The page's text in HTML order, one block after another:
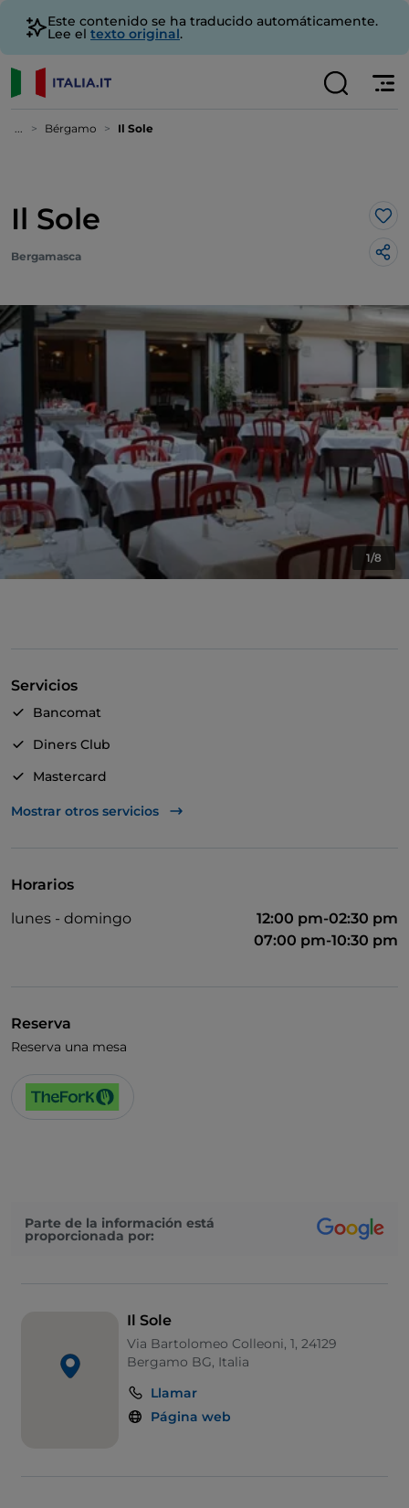
Este contenido se ha traducido automáticamente.
Lee el texto original.
... Bérgamo Il Sole
Il Sole Me
Bergamasca
1/8
Servicios
Bancomat
Diners Club
Mastercard
Visa
Mostrar otros servicios
Horarios
lunes - domingo
12:00 pm-02:30 pm
07:00 pm-10:30 pm
Reserva
Reserva una mesa
Parte de la información está
proporcionada por:
Il Sole
Via Bartolomeo Colleoni, 1, 24129
Bergamo BG, Italia
Llamar
Página web